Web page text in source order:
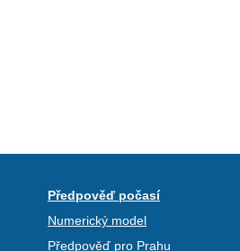
Předpověď počasí
Numerický model
Předpověď pro Prahu